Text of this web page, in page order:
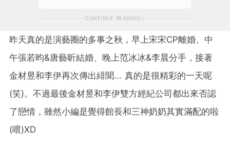
CONTINUE READING
昨天真的是演藝圈的多事之秋，早上宋宋CP離婚、中
午張若昀&唐藝昕結婚、晚上范冰冰&李晨分手，接著
金材昱和李伊再次傳出緋聞... 真的是很精彩的一天呢
(笑)。不過最後金材昱和李伊雙方經紀公司都出來否認
了戀情，雖然小編是覺得館長和三神奶奶其實滿配的啦
(喂)XD